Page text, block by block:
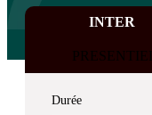
INTER
Durée